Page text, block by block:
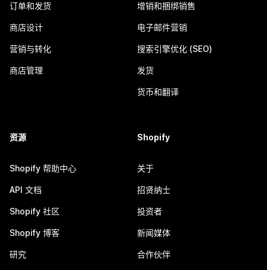
订单和发货
商店设计
营销与转化
商店管理
增销和捆绑销售
电子邮件营销
搜索引擎优化 (SEO)
发货
货币和翻译
资源
Shopify 帮助中心
API 文档
Shopify 社区
Shopify 博客
研究
Shopify
关于
招贤纳士
投资者
新闻媒体
合作伙伴